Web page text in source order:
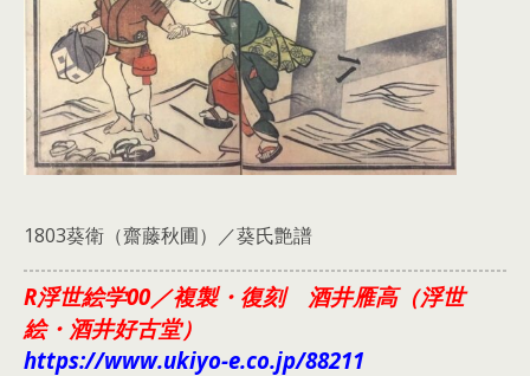
1803葵衛（齋藤秋圃）／葵氏艶譜
R浮世絵学00／複製・復刻 酒井雁高（浮世
絵・酒井好古堂）
https://www.ukiyo-e.co.jp/88211